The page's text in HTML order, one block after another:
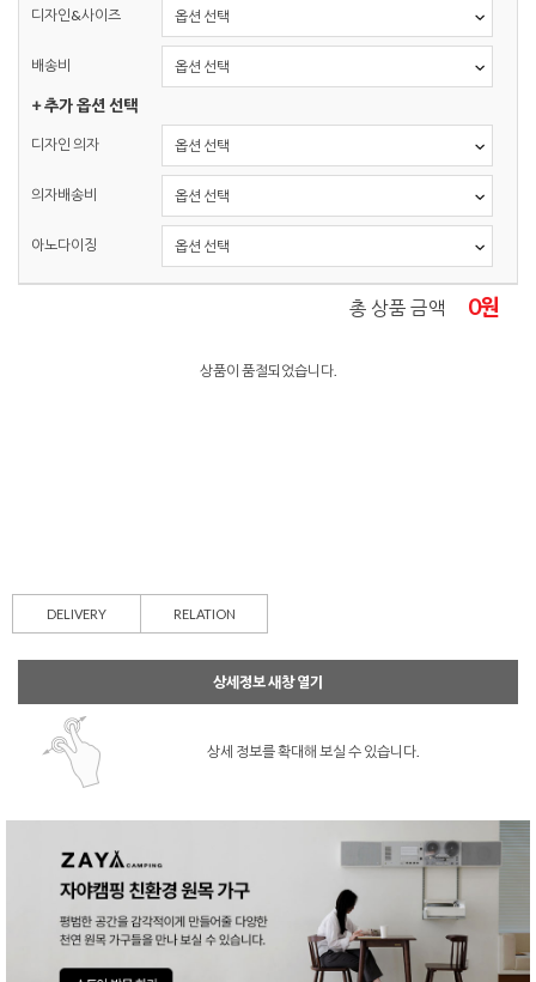
디자인&사이즈
배송비
+ 추가 옵션 선택
디자인 의자
의자배송비
아노다이징
총 상품 금액 0원
상품이 품절되었습니다.
DELIVERY RELATION
상세정보 새창 열기
상세 정보를 확대해 보실 수 있습니다.